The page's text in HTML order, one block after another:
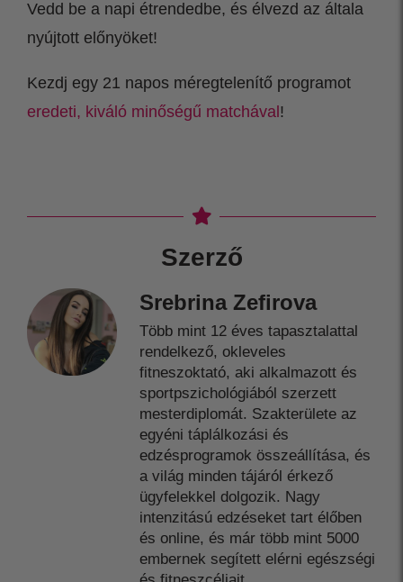
Vedd be a napi étrendedbe, és élvezd az általa
nyújtott előnyöket!
Kezdj egy 21 napos méregtelenítő programot
eredeti, kiváló minőségű matchával !
Szerző
Srebrina Zefirova
Több mint 12 éves tapasztalattal
rendelkező, okleveles
fitneszoktató, aki alkalmazott és
sportpszichológiából szerzett
mesterdiplomát. Szakterülete az
egyéni táplálkozási és
edzésprogramok összeállítása, és
a világ minden tájáról érkező
ügyfelekkel dolgozik. Nagy
intenzitású edzéseket tart élőben
és online, és már több mint 5000
embernek segített elérni egészségi